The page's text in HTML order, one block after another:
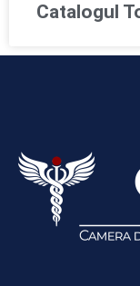
Catalogul